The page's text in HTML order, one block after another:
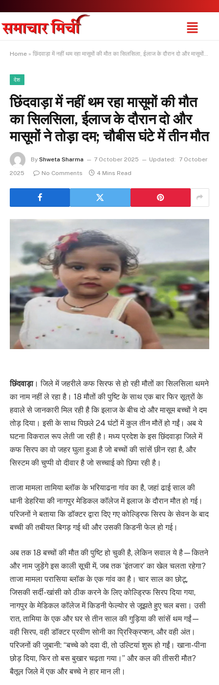
Home » छिंदवाड़ा में नहीं थम रहा मासूमों की मौत का सिलसिला, ईलाज के दौरान दो और मासूमों ने तोड़ा दम; चौबीस घंटे में तीन मौत
देश
छिंदवाड़ा में नहीं थम रहा मासूमों की मौत
का सिलसिला, ईलाज के दौरान दो और
मासूमों ने तोड़ा दम; चौबीस घंटे में तीन मौत
By Shweta Sharma 7 October 2025 Updated:
7 October
2025
No Comments 4 Mins Read
छिंदवाड़ा। जिले में जहरीले कफ सिरफ से हो रही मौतों का सिलसिला थमने
का नाम नहीं ले रहा है। 18 मौतों की पुष्टि के साथ एक बार फिर सूत्रों के
हवाले से जानकारी मिल रही है कि इलाज के बीच दो और मासूम बच्चों ने दम
तोड़ दिया। इसी के साथ पिछले 24 घंटों में कुल तीन मौतें हो गईं। अब ये
घटना विकराल रूप लेती जा रही है। मध्य प्रदेश के इस छिंदवाड़ा जिले में
कफ सिरप का वो जहर घुला हुआ है जो बच्चों की सांसें छीन रहा है, और
सिस्टम की चुप्पी वो दीवार है जो सच्चाई को छिपा रही है।
ताजा मामला तामिया ब्लॉक के भरियाढना गांव का है, जहां ढाई साल की
धानी डेहरिया की नागपुर मेडिकल कॉलेज में इलाज के दौरान मौत हो गई।
परिजनों ने बताया कि डॉक्टर द्वारा दिए गए कोल्ड्रिफ सिरप के सेवन के बाद
बच्ची की तबीयत बिगड़ गई थी और उसकी किडनी फेल हो गई।
अब तक 18 बच्चों की मौत की पुष्टि हो चुकी है, लेकिन सवाल ये है—कितने
और नाम जुड़ेंगे इस काली सूची में, जब तक ‘इंतजार’ का खेल चलता रहेगा?
ताजा मामला परासिया ब्लॉक के एक गांव का है। चार साल का छोटू,
जिसकी सर्दी-खांसी को ठीक करने के लिए कोल्ड्रिफ सिरप दिया गया,
नागपुर के मेडिकल कॉलेज में किडनी फेल्योर से जूझते हुए चल बसा। उसी
रात, तामिया के एक और घर से तीन साल की गुड़िया की सांसें थम गईं—
वही सिरप, वही डॉक्टर प्रवीण सोनी का प्रिस्क्रिप्शन, और वही अंत।
परिजनों की जुबानी: “बच्चे को दवा दी, तो उल्टियां शुरू हो गईं। खाना-पीना
छोड़ दिया, फिर तो बस बुखार चढ़ता गया।” और कल की तीसरी मौत?
बैतूल जिले में एक और बच्चे ने हार मान ली।